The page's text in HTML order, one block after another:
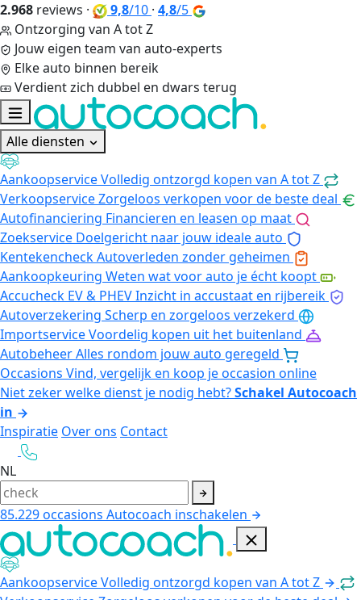
2.968 reviews · 9,8/10 · 4,8/5
Ontzorging van A tot Z
Jouw eigen team van auto-experts
Elke auto binnen bereik
Verdient zich dubbel en dwars terug
Alle diensten
AankoopserviceVolledig ontzorgd kopen van A tot Z
VerkoopserviceZorgeloos verkopen voor de beste deal
Autofinanciering Financieren en leasen op maat
Zoekservice Doelgericht naar jouw ideale auto
KentekencheckAutoverleden zonder geheimen
Aankoopkeuring Weten wat voor auto je écht koopt
Accucheck EV & PHEVInzicht in accustaat en rijbereik
Autoverzekering Scherp en zorgeloos verzekerd
ImportserviceVoordelig kopen uit het buitenland
AutobeheerAlles rondom jouw auto geregeld
Occasions Vind, vergelijk en koop je occasion online
Niet zeker welke dienst je nodig hebt?Schakel Autocoach
in
Inspiratie Over ons Contact
NL
85.229occasions Autocoach inschakelen
AankoopserviceVolledig ontzorgd kopen van A tot Z